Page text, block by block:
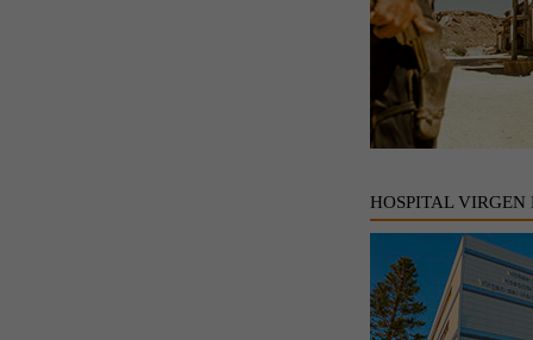
HOSPITAL VIRGEN